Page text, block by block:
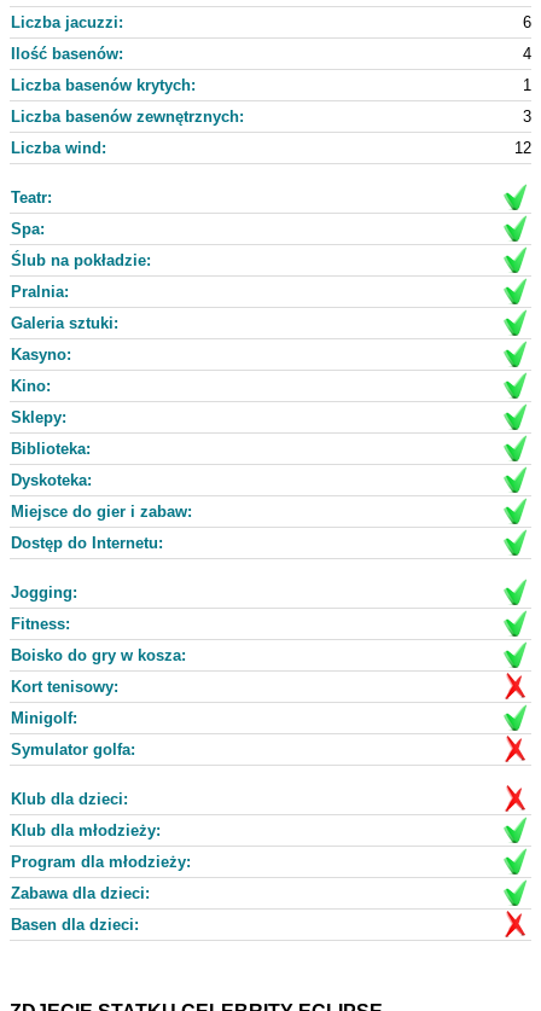
Liczba jacuzzi:
6
Ilość basenów:
4
Liczba basenów krytych:
1
Liczba basenów zewnętrznych:
3
Liczba wind:
12
Teatr:
Spa:
Ślub na pokładzie:
Pralnia:
Galeria sztuki:
Kasyno:
Kino:
Sklepy:
Biblioteka:
Dyskoteka:
Miejsce do gier i zabaw:
Dostęp do Internetu:
Jogging:
Fitness:
Boisko do gry w kosza:
Kort tenisowy:
Minigolf:
Symulator golfa:
Klub dla dzieci:
Klub dla młodzieży:
Program dla młodzieży:
Zabawa dla dzieci:
Basen dla dzieci: